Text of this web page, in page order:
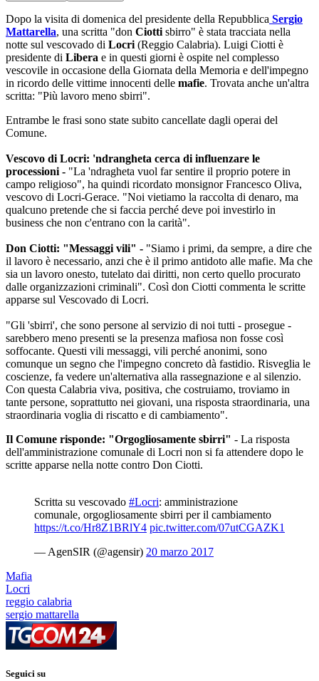
Dopo la visita di domenica del presidente della Repubblica Sergio
Mattarella, una scritta "don Ciotti sbirro" è stata tracciata nella
notte sul vescovado di Locri (Reggio Calabria). Luigi Ciotti è
presidente di Libera e in questi giorni è ospite nel complesso
vescovile in occasione della Giornata della Memoria e dell'impegno
in ricordo delle vittime innocenti delle mafie. Trovata anche un'altra
scritta: "Più lavoro meno sbirri".
Entrambe le frasi sono state subito cancellate dagli operai del
Comune.
Vescovo di Locri: 'ndrangheta cerca di influenzare le
processioni - "La 'ndragheta vuol far sentire il proprio potere in
campo religioso", ha quindi ricordato monsignor Francesco Oliva,
vescovo di Locri-Gerace. "Noi vietiamo la raccolta di denaro, ma
qualcuno pretende che si faccia perché deve poi investirlo in
business che non c'entrano con la carità".
Don Ciotti: "Messaggi vili" - "Siamo i primi, da sempre, a dire che
il lavoro è necessario, anzi che è il primo antidoto alle mafie. Ma che
sia un lavoro onesto, tutelato dai diritti, non certo quello procurato
dalle organizzazioni criminali". Così don Ciotti commenta le scritte
apparse sul Vescovado di Locri.
"Gli 'sbirri', che sono persone al servizio di noi tutti - prosegue -
sarebbero meno presenti se la presenza mafiosa non fosse così
soffocante. Questi vili messaggi, vili perché anonimi, sono
comunque un segno che l'impegno concreto dà fastidio. Risveglia le
coscienze, fa vedere un'alternativa alla rassegnazione e al silenzio.
Con questa Calabria viva, positiva, che costruiamo, troviamo in
tante persone, soprattutto nei giovani, una risposta straordinaria, una
straordinaria voglia di riscatto e di cambiamento".
Il Comune risponde: "Orgogliosamente sbirri" - La risposta
dell'amministrazione comunale di Locri non si fa attendere dopo le
scritte apparse nella notte contro Don Ciotti.
Scritta su vescovado #Locri: amministrazione
comunale, orgogliosamente sbirri per il cambiamento
https://t.co/Hr8Z1BRlY4 pic.twitter.com/07utCGAZK1
— AgenSIR (@agensir) 20 marzo 2017
Mafia
Locri
reggio calabria
sergio mattarella
Seguici su